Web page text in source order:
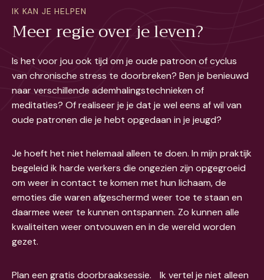
IK KAN JE HELPEN
Meer regie over je leven?
Is het voor jou ook tijd om je oude patroon of cyclus
van chronische stress te doorbreken? Ben je benieuwd
naar verschillende ademhalingstechnieken of
meditaties? Of realiseer je je dat je wel eens af wil van
oude patronen die je hebt opgedaan in je jeugd?
Je hoeft het niet helemaal alleen te doen. In mijn praktijk
begeleid ik harde werkers die ongezien zijn opgegroeid
om weer in contact te komen met hun lichaam, de
emoties die waren afgeschermd weer toe te staan en
daarmee weer te kunnen ontspannen. Zo kunnen alle
kwaliteiten weer ontvouwen en in de wereld worden
gezet.
Plan een gratis doorbraaksessie. Ik vertel je niet alleen